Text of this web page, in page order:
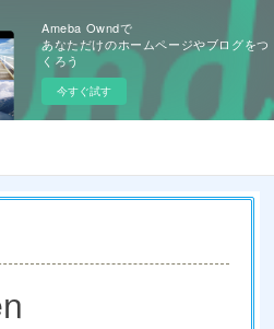
Ameba Owndで
あなただけのホームページやブログをつ
くろう
今すぐ試す